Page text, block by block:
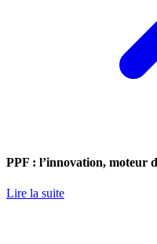
PPF : l’innovation, moteur
Lire la suite